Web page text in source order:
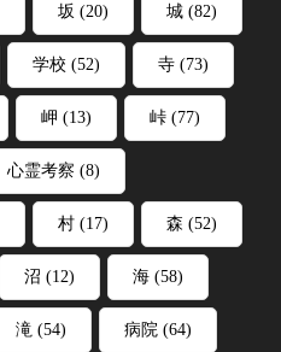
坂 (20) 城 (82)
学校 (52) 寺 (73)
岬 (13) 峠 (77)
心霊考察 (8)
村 (17) 森 (52)
沼 (12) 海 (58)
滝 (54) 病院 (64)